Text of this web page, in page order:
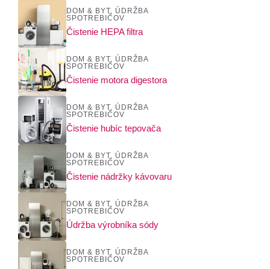
DOM & BYT
ÚDRŽBA
SPOTREBIČOV
Čistenie HEPA filtra
DOM & BYT
ÚDRŽBA
SPOTREBIČOV
Čistenie motora digestora
DOM & BYT
ÚDRŽBA
SPOTREBIČOV
Čistenie hubíc tepovača
DOM & BYT
ÚDRŽBA
SPOTREBIČOV
Čistenie nádržky kávovaru
DOM & BYT
ÚDRŽBA
SPOTREBIČOV
Údržba výrobníka sódy
DOM & BYT
ÚDRŽBA
SPOTREBIČOV